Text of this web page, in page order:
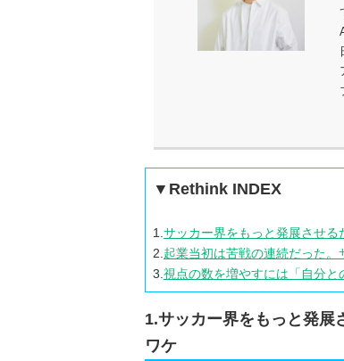
▼Rethink INDEX
1. サッカー界をもっと発展させる
2. 起業当初は苦戦の連続だった
3. 視点の数を増やすには「自分
1.サッカー界をもっと発展
ワケ